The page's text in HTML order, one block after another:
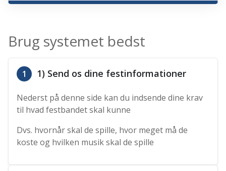
Brug systemet bedst
1 1) Send os dine festinformationer
Nederst på denne side kan du indsende dine krav
til hvad festbandet skal kunne
Dvs. hvornår skal de spille, hvor meget må de
koste og hvilken musik skal de spille